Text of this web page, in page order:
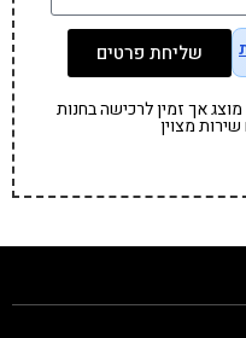
שליחת פרטים
אך זמין לרכישה בחנות
מצוין